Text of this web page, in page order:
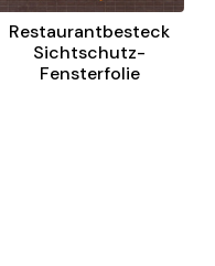
Restaurantbesteck
Sichtschutz-
Fensterfolie